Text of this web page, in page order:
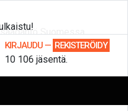
Suomessa
KIRJAUDU — REKISTERÖIDY
10 106 jäsentä.